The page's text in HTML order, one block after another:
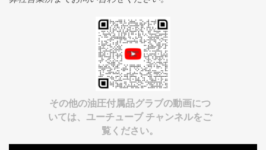
その他の油圧付属品グラブの動画につ
いては、ユーチューブ チャンネルをご
覧ください。